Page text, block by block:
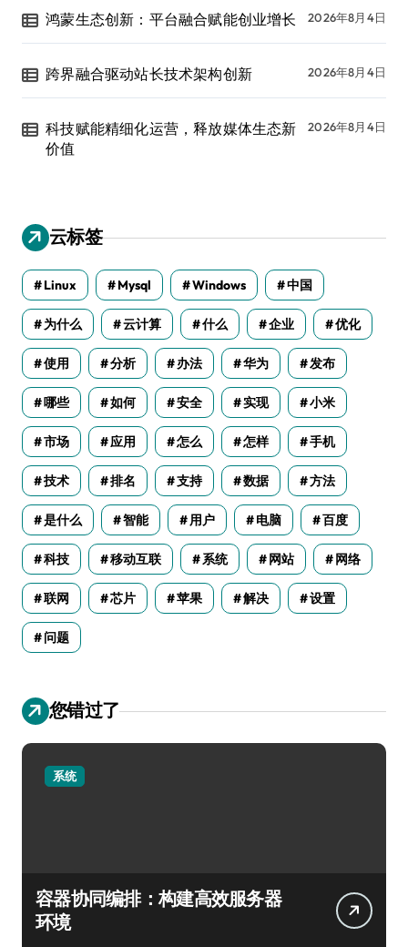
鸿蒙生态创新：平台融合赋能创业增长 2026年8月4日
跨界融合驱动站长技术架构创新 2026年8月4日
科技赋能精细化运营，释放媒体生态新
价值
2026年8月4日
云标签
Linux Mysql Windows 中国
为什么 云计算 什么 企业 优化
使用 分析 办法 华为 发布
哪些 如何 安全 实现 小米
市场 应用 怎么 怎样 手机
技术 排名 支持 数据 方法
是什么 智能 用户 电脑 百度
科技 移动互联 系统 网站 网络
联网 芯片 苹果 解决 设置
问题
您错过了
系统
容器协同编排：构建高效服务器
环境